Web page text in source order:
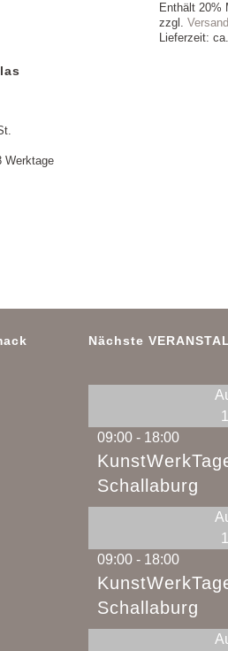
Werktage
Enthält 20%
zzgl.Versand
Lieferzeit:
Nächste
09:00- 18:00
Schallaburg
09:00- 18:00
Schallaburg